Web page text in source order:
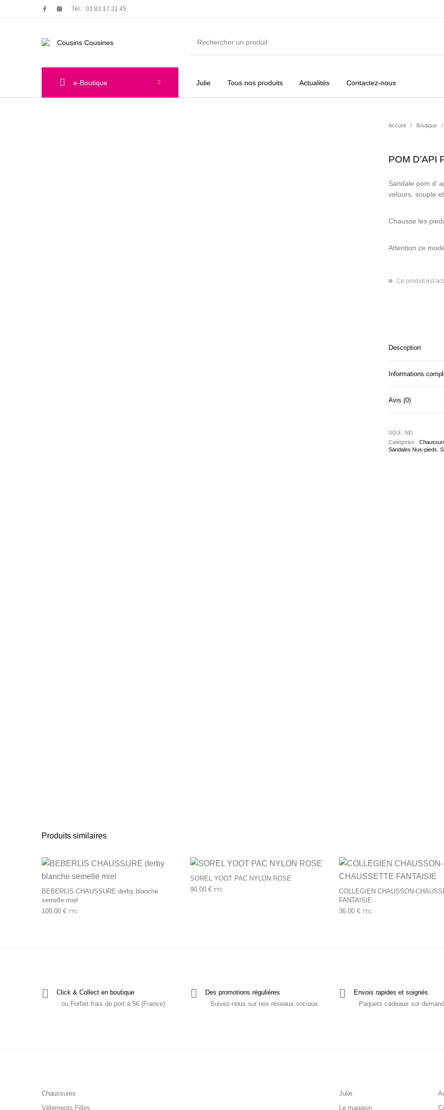
Tél. : 03 83 17 21 45
Julie Tous nos produits Actualités Contactez-nous
e-Boutique
Accueil / Boutique /
POM D’API
Sandale pom d’
velours, souple
Chausse les
Attention ce
Ce produit est
Description
Informations
Avis (0)
UGS : ND
Catégories :
Sandales Nus-pieds
Produits similaires
BEBERLIS CHAUSSURE derby blanche
semelle miel
100,00 € TTC
Ce produit a plusieurs variations. Les options peuvent être choisies sur la page du
SOREL YOOT PAC NYLON ROSE
90,00 € TTC
COLLEGIEN CHAUSSON-
FANTAISIE
36,00 € TTC
Click & Collect en boutique
ou Forfait frais de port à 5€ (France)
Des promotions régulières
Suivez-nous sur nos réseaux sociaux
Envois rapides et soignés
Paquets cadeaux sur
Chaussures
Vêtements Filles
Julie
Le magasin